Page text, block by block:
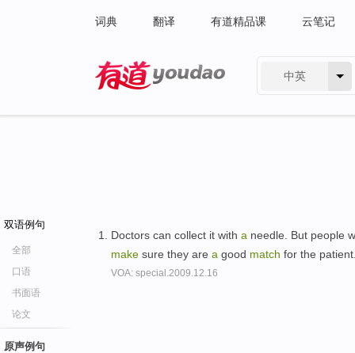
词典 翻译 有道精品课 云笔记
中英
双语例句
全部
口语
书面语
论文
原声例句
Doctors can collect it with a needle. But people
make sure they are a good match for the
VOA: special.2009.12.16